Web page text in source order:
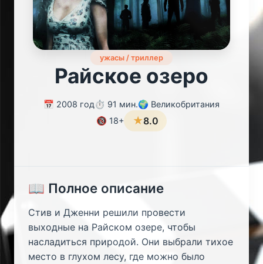
ужасы / триллер
Райское озеро
📅 2008 год⏱️ 91 мин.🌍 Великобритания
🔞 18+
★8.0
📖 Полное описание
Стив и Дженни решили провести
выходные на Райском озере, чтобы
насладиться природой. Они выбрали тихое
место в глухом лесу, где можно было